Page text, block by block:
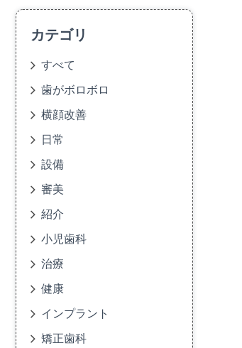
カテゴリ
すべて
歯がボロボロ
横顔改善
日常
設備
審美
紹介
小児歯科
治療
健康
インプラント
矯正歯科